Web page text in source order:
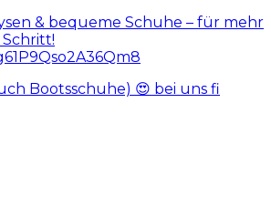
& bequeme Schuhe – für mehr
Bootsschuhe) 😍 bei uns fi